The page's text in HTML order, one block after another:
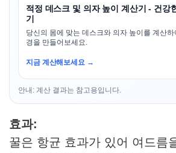
적정 데스크 및 의자 높이 계산기 - 건강
기
당신의 몸에 맞는 데스크와 의자 높이를 계산
경을 만들어보세요.
지금 계산해보세요 →
안내: 계산 결과는 참고용입니다.
효과:
꿀은 항균 효과가 있어 여드름